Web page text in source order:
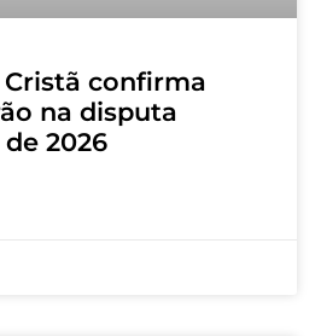
confirma
na disputa
2026